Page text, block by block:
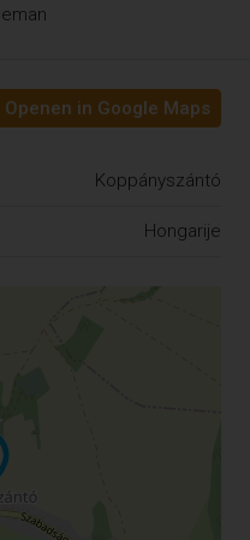
Openen in Google Maps
Koppányszántó
Hongarije